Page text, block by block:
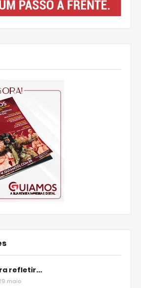
refletir...
maio